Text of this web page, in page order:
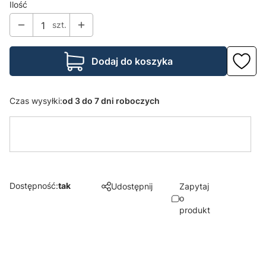
Ilość
szt.
Dodaj do koszyka
Czas wysyłki:od 3 do 7 dni roboczych
Dostępność:tak Udostępnij
Zapytaj
o
produkt